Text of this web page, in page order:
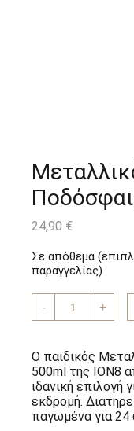
24,90 €
Σε απόθεμα
παραγγελίας)
-
Μεταλλικός
Θερμός
Ποδόσφαιρο
Ion8
ποσότητα
+
Ο παιδικός
500ml της ION8
ιδανική επιλογή
εκδρομή.
παγωμένα για 24